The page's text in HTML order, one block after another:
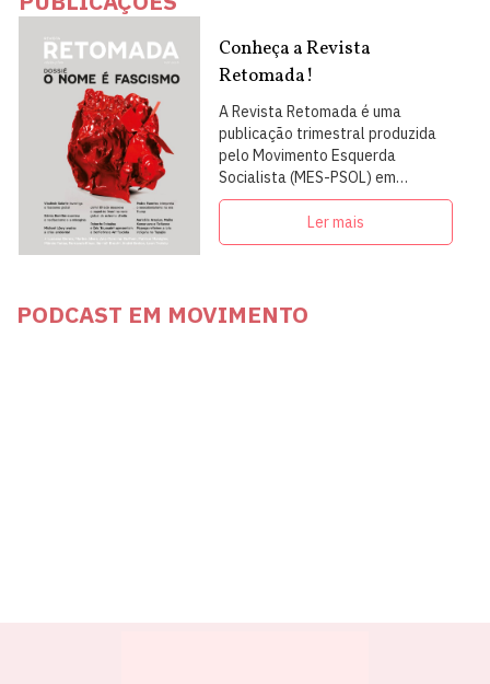
Conheça a Revista
Retomada!
A Revista Retomada é uma
publicação trimestral produzida
pelo Movimento Esquerda
Socialista (MES-PSOL) em
articulação com intelectuais,
militantes e artistas
Ler mais
PODCAST EM MOVIMENTO